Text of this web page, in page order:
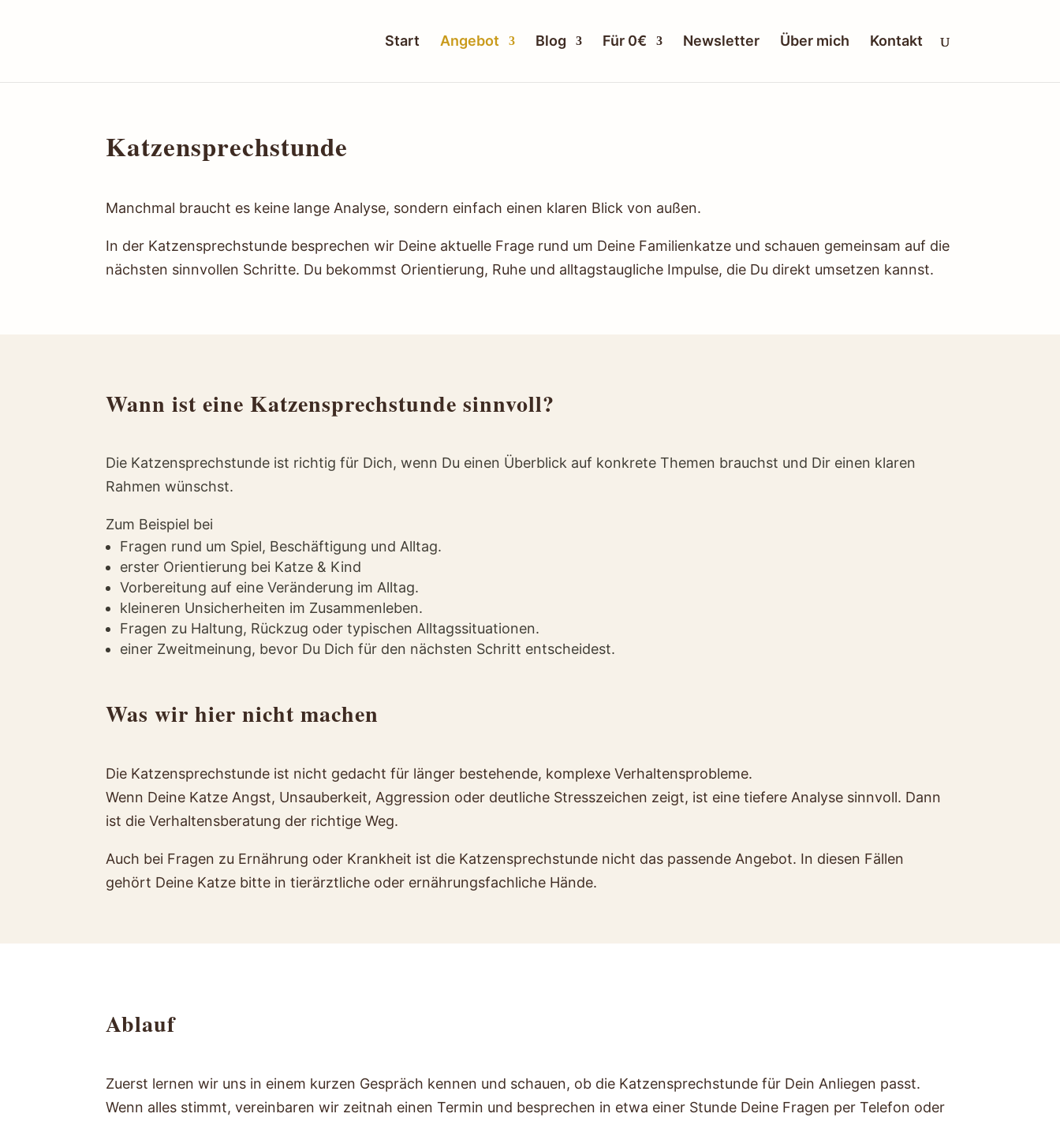
Start Angebot Blog Für 0€ Newsletter Über mich Kontakt
Katzensprechstunde
Manchmal braucht es keine lange Analyse, sondern einfach einen klaren Blick von außen.
In der Katzensprechstunde besprechen wir Deine aktuelle Frage rund um Deine Familienkatze und schauen gemeinsam auf die
nächsten sinnvollen Schritte. Du bekommst Orientierung, Ruhe und alltagstaugliche Impulse, die Du direkt umsetzen kannst.
Wann ist eine Katzensprechstunde sinnvoll?
Die Katzensprechstunde ist richtig für Dich, wenn Du einen Überblick auf konkrete Themen brauchst und Dir einen klaren
Rahmen wünschst.
Zum Beispiel bei
Fragen rund um Spiel, Beschäftigung und Alltag.
erster Orientierung bei Katze & Kind
Vorbereitung auf eine Veränderung im Alltag.
kleineren Unsicherheiten im Zusammenleben.
Fragen zu Haltung, Rückzug oder typischen Alltagssituationen.
einer Zweitmeinung, bevor Du Dich für den nächsten Schritt entscheidest.
Was wir hier nicht machen
Die Katzensprechstunde ist nicht gedacht für länger bestehende, komplexe Verhaltensprobleme.
Wenn Deine Katze Angst, Unsauberkeit, Aggression oder deutliche Stresszeichen zeigt, ist eine tiefere Analyse sinnvoll. Dann
ist die Verhaltensberatung der richtige Weg.
Auch bei Fragen zu Ernährung oder Krankheit ist die Katzensprechstunde nicht das passende Angebot. In diesen Fällen
gehört Deine Katze bitte in tierärztliche oder ernährungsfachliche Hände.
Ablauf
Zuerst lernen wir uns in einem kurzen Gespräch kennen und schauen, ob die Katzensprechstunde für Dein Anliegen passt.
Wenn alles stimmt, vereinbaren wir zeitnah einen Termin und besprechen in etwa einer Stunde Deine Fragen per Telefon oder